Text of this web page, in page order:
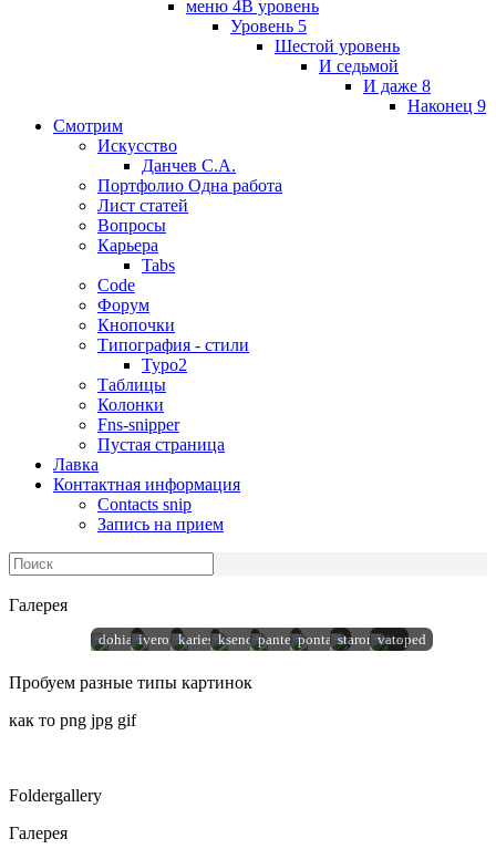
меню 4B уровень
Уровень 5
Шестой уровень
И седьмой
И даже 8
Наконец 9
Смотрим
Искусство
Данчев С.А.
Портфолио Одна работа
Лист статей
Вопросы
Карьера
Tabs
Code
Форум
Кнопочки
Типография - стили
Typo2
Таблицы
Колонки
Fns-snipper
Пустая страница
Лавка
Контактная информация
Contacts snip
Запись на прием
Галерея
dohiariveronkaries kseno pantelpontakrstaronikitavatoped
Пробуем разные типы картинок
как то png jpg gif
Foldergallery
Галерея